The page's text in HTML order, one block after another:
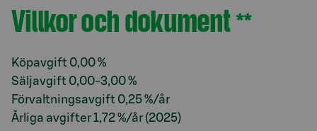
Avsnitt med titel Villkor och dokument
Villkor och dokument**
Köpavgift 0,00 %
Säljavgift 0,00-3,00 %
Förvaltningsavgift 0,25 %/år
Årliga avgifter 1,72 %/år (2025)